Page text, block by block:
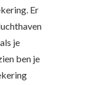
Er
je
ben je